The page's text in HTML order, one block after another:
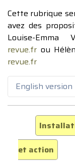
Cette rubrique
avez des
Louise-
revue.fr ou
revue.fr
English version
et action